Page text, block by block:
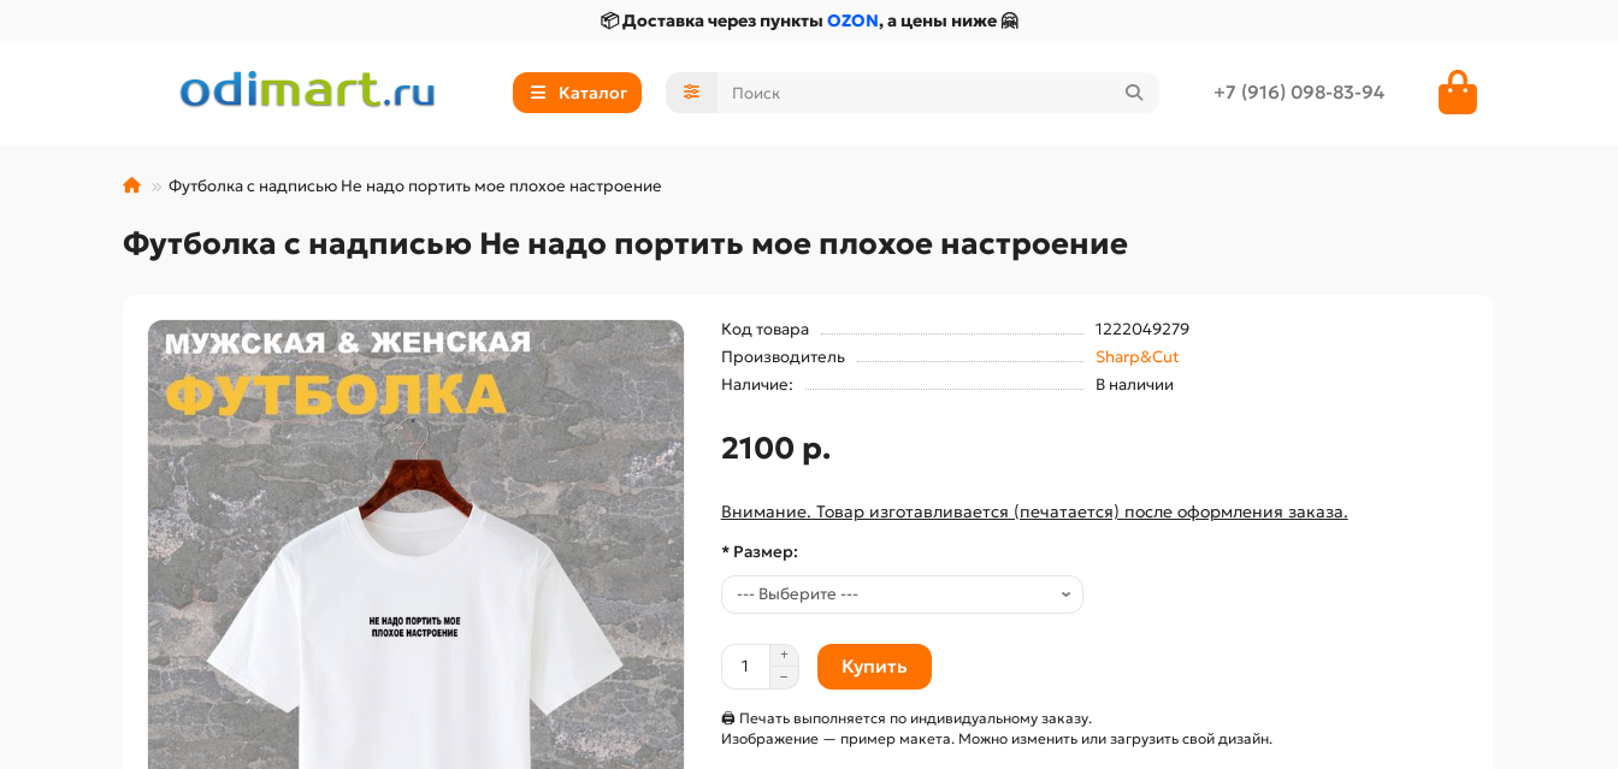
📦 Доставка через пункты OZON, а цены ниже 🤗
Каталог +7 (916) 098-83-94
Футболка с надписью Не надо портить мое плохое настроение
Футболка с надписью Не надо портить мое плохое настроение
Код товара
1222049279
Производитель
Sharp&Cut
Наличие:
В наличии
2100 р.
Внимание. Товар изготавливается (печатается) после оформления заказа.
* Размер:
Купить
🖨 Печать выполняется по индивидуальному заказу.
Изображение — пример макета. Можно изменить или загрузить свой дизайн.